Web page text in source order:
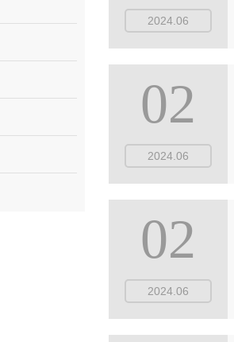
2024.06
2024.06
02
2024.06
02